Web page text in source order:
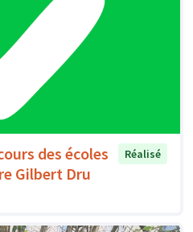
des écoles
Gilbert Dru
Réalisé